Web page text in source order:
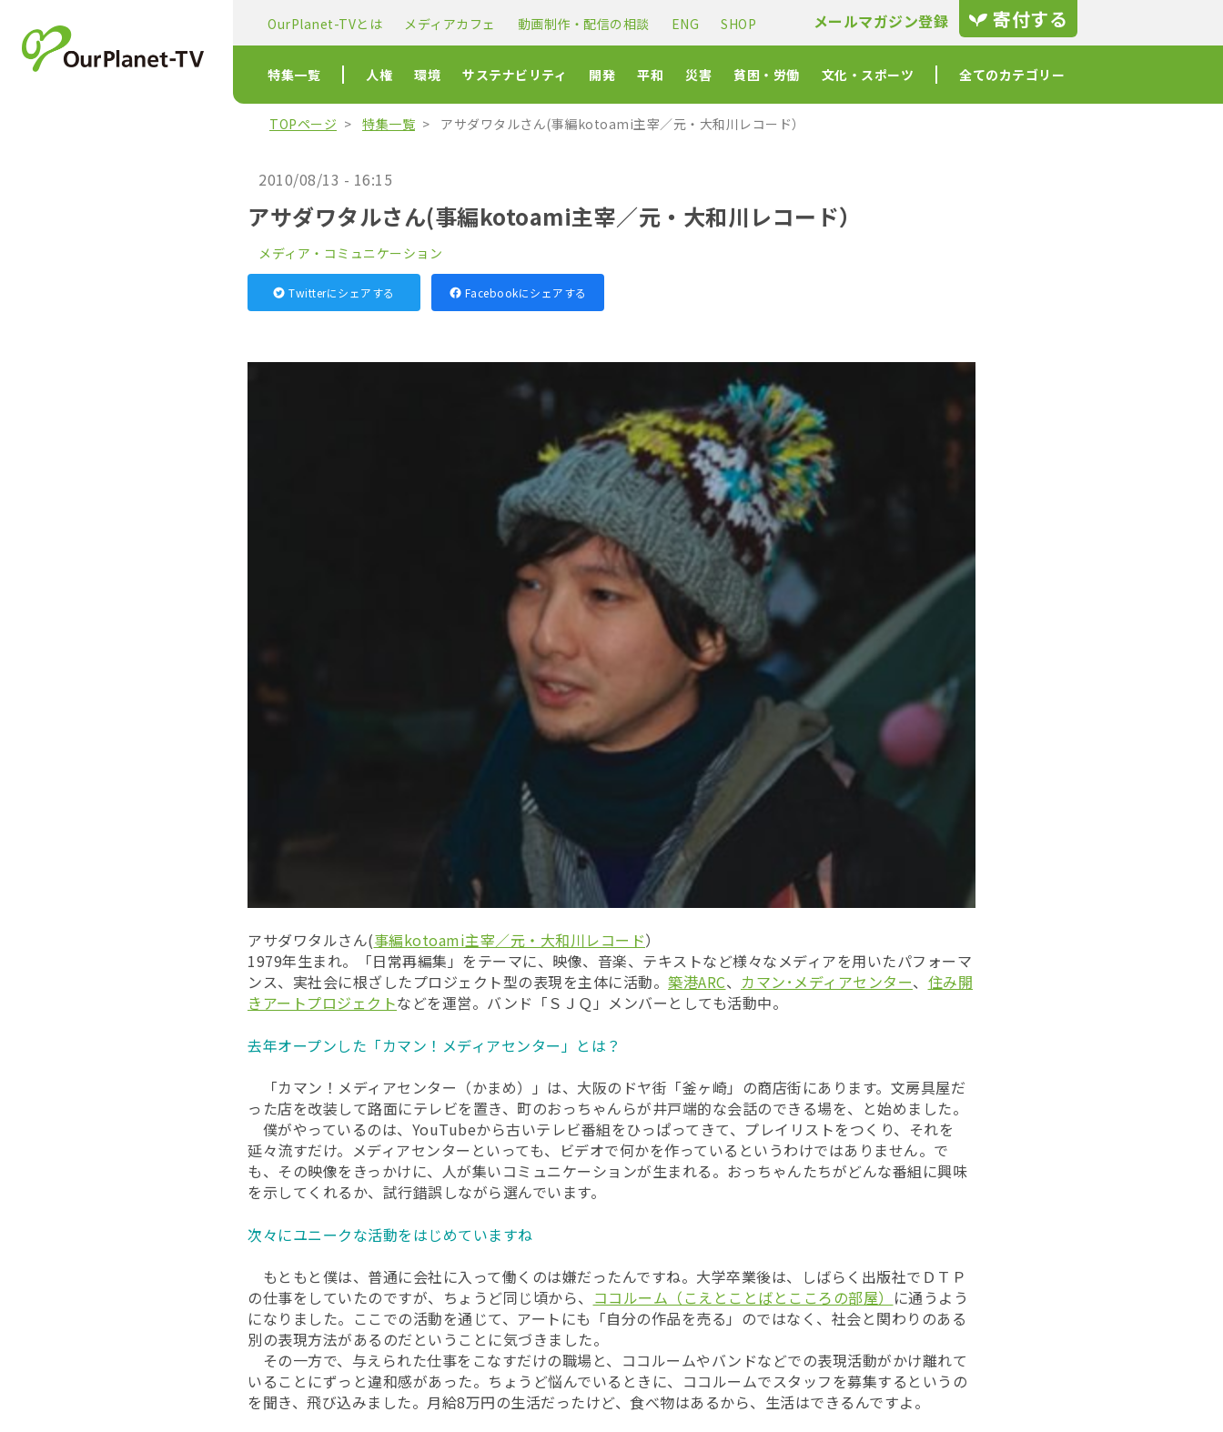
OurPlanet-TVとは メディアカフェ 動画制作・配信の相談 ENG SHOP メールマガジン登録 寄付する
特集一覧 人権 環境 サステナビリティ 開発 平和 災害 貧困・労働 文化・スポーツ 全てのカテゴリー
TOPページ 特集一覧 アサダワタルさん(事編kotoami主宰／元・大和川レコード）
2010/08/13 - 16:15
アサダワタルさん(事編kotoami主宰／元・大和川レコード）
メディア・コミュニケーション
Twitterにシェアする Facebookにシェアする
アサダワタルさん(事編kotoami主宰／元・大和川レコード）
1979年生まれ。「日常再編集」をテーマに、映像、音楽、テキストなど様々なメディアを用いたパフォーマ
ンス、実社会に根ざしたプロジェクト型の表現を主体に活動。 築港ARC、 カマン･メディアセンター、 住み開
きアートプロジェクトなどを運営。バンド「ＳＪＱ」メンバーとしても活動中。
去年オープンした「カマン！メディアセンター」とは？
「カマン！メディアセンター（かまめ）」は、大阪のドヤ街「釜ヶ崎」の商店街にあります。文房具屋だ
った店を改装して路面にテレビを置き、町のおっちゃんらが井戸端的な会話のできる場を、と始めました。
僕がやっているのは、YouTubeから古いテレビ番組をひっぱってきて、プレイリストをつくり、それを
延々流すだけ。メディアセンターといっても、ビデオで何かを作っているというわけではありません。で
も、その映像をきっかけに、人が集いコミュニケーションが生まれる。おっちゃんたちがどんな番組に興味
を示してくれるか、試行錯誤しながら選んでいます。
次々にユニークな活動をはじめていますね
もともと僕は、普通に会社に入って働くのは嫌だったんですね。大学卒業後は、しばらく出版社でＤＴＰ
の仕事をしていたのですが、ちょうど同じ頃から、 ココルーム（こえとことばとこころの部屋） に通うよう
になりました。ここでの活動を通じて、アートにも「自分の作品を売る」のではなく、社会と関わりのある
別の表現方法があるのだということに気づきました。
その一方で、与えられた仕事をこなすだけの職場と、ココルームやバンドなどでの表現活動がかけ離れて
いることにずっと違和感があった。ちょうど悩んでいるときに、ココルームでスタッフを募集するというの
を聞き、飛び込みました。月給8万円の生活だったけど、食べ物はあるから、生活はできるんですよ。